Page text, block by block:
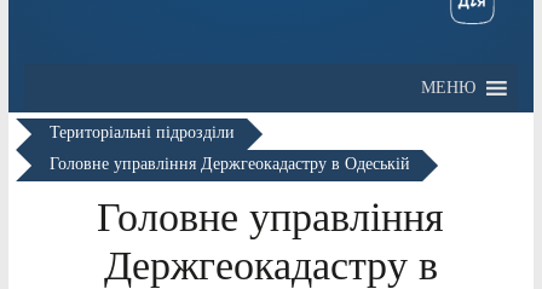
МЕНЮ
Територіальні підрозділи
Головне управління Держгеокадастру в Одеській
Головне управління
Держгеокадастру в